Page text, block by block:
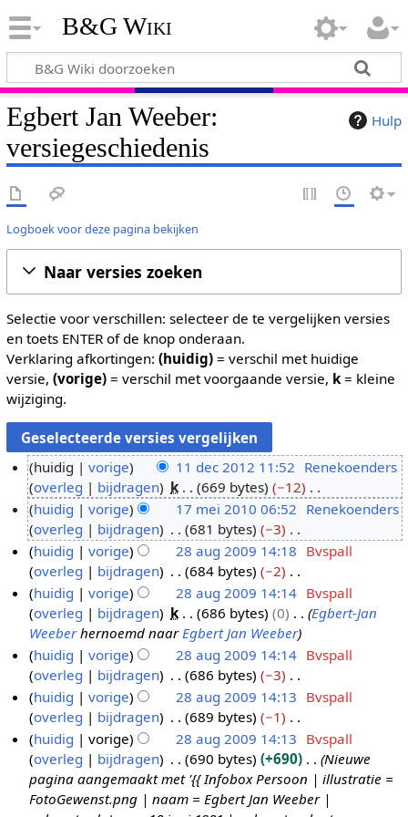
B&G Wiki
Hulp
Egbert Jan Weeber:
versiegeschiedenis
Logboek voor deze pagina bekijken
Naar versies zoeken
Selectie voor verschillen: selecteer de te vergelijken versies
en toets ENTER of de knop onderaan.
Verklaring afkortingen: (huidig)= verschil met huidige
versie, (vorige)= verschil met voorgaande versie, k= kleine
wijziging.
1
e
2
2
huidig vorige 11 dec 2012 11:52 Renekoenders
overleg
bijdragen k 669 bytes
−12
G
e
e
n
b
e
w
e
r
k
i
n
g
s
s
a
7
e
0
0
huidig vorige 17 mei 2010 06:52 Renekoenders
overleg
bijdragen 681 bytes
−3
G
e
e
n
b
e
w
e
r
k
i
n
g
s
8
g
0
9
huidig vorige 28 aug 2009 14:18 Bvspall
overleg
bijdragen 684 bytes
−2
G
e
e
n
b
e
w
e
r
k
i
huidig vorige 28 aug 2009 14:14 Bvspall
overleg
bijdragen k 686 bytes 0
Egbert-Jan
Weeberhernoemd naarEgbert Jan Weeber
huidig
vorige 28 aug 2009 14:14 Bvspall
overleg
bijdragen 686 bytes
−3
G
e
e
n
b
e
huidig vorige 28 aug 2009 14:13 Bvspall
overleg
bijdragen 689 bytes
−1
G
e
e
n
huidig vorige 28 aug 2009 14:13 Bvspall
overleg
bijdragen 690 bytes +690
Nieuwe
pagina aangemaakt met '{{ Infobox Persoon | illustratie =
FotoGewenst.png | naam = Egbert Jan Weeber |